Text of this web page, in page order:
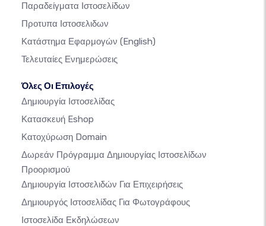
Παραδείγματα Ιστοσελίδων
Προτυπα Ιστοσελιδων
Κατάστημα Εφαρμογών (English)
Τελευταίες Ενημερώσεις
Όλες Οι Επιλογές
Δημιουργία Ιστοσελίδας
Κατασκευή Eshop
Κατοχύρωση Domain
Δωρεάν Πρόγραμμα Δημιουργίας Ιστοσελίδων
Προορισμού
Δημιουργία Ιστοσελιδών Για Επιχειρήσεις
Δημιουργός Ιστοσελίδας Για Φωτογράφους
Ιστοσελίδα Εκδηλώσεων